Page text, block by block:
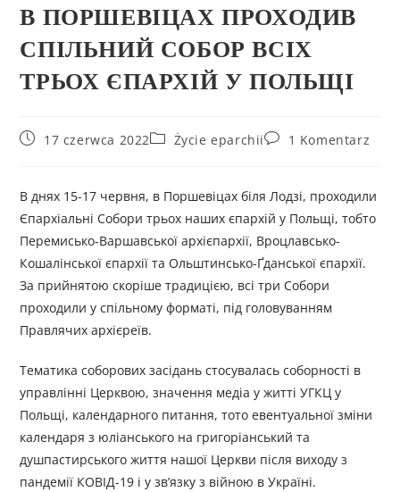
В ПОРШЕВІЦАХ ПРОХОДИВ
СПІЛЬНИЙ СОБОР ВСІХ
ТРЬОХ ЄПАРХІЙ У ПОЛЬЩІ
17 czerwca 2022 Życie eparchii 1 Komentarz
В днях 15-17 червня, в Поршевіцах біля Лодзі, проходили
Єпархіальні Собори трьох наших єпархій у Польщі, тобто
Перемисько-Варшавської архієпархії, Вроцлавсько-
Кошалінської єпархії та Ольштинсько-Ґданської єпархії.
За прийнятою скоріше традицією, всі три Собори
проходили у спільному форматі, під головуванням
Правлячих архієреїв.
Тематика соборових засідань стосувалась соборності в
управлінні Церквою, значення медіа у житті УГКЦ у
Польщі, календарного питання, тото евентуальної зміни
календаря з юліанського на григоріанський та
душпастирського життя нашої Церкви після виходу з
пандемії КОВІД-19 і у зв’язку з війною в Україні.